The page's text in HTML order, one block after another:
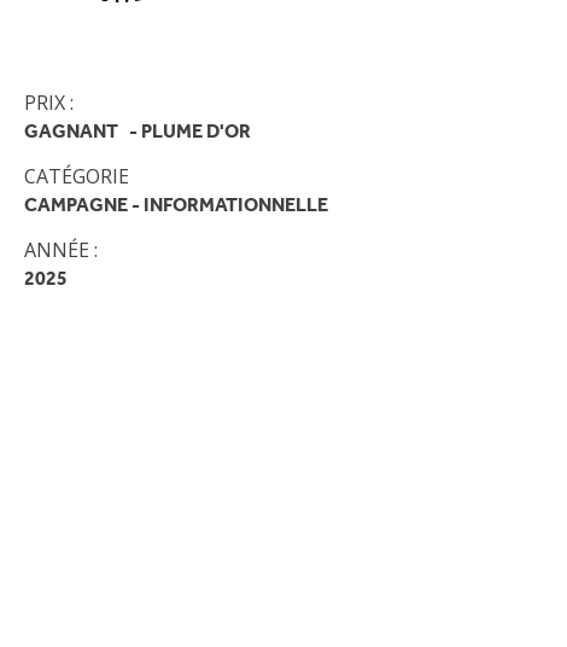
PRIX :
GAGNANT PLUME D'OR
CATÉGORIE
CAMPAGNE - INFORMATIONNELLE
ANNÉE :
2025